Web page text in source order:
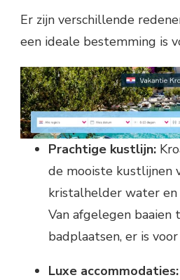
Er zijn verschillende
een ideale bestemming is
Prachtige kustlijn:
de mooiste kustlijnen
kristalhelder water
Van afgelegen baaien
badplaatsen, er is
Luxe accommodaties: